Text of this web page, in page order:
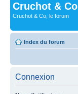
Cruchot & Co
Cruchot & Co, le forum
Index du forum
Connexion